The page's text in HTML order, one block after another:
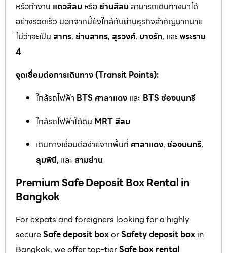
หรือทำงาน แถวสีลม หรือย่านสีลม สามารถเดินทางมาได้
อย่างรวดเร็ว นอกจากนี้ยังใกล้กับย่านธุรกิจสำคัญมากมาย
ไม่ว่าจะเป็น สาทร, ย่านสาทร, สุรวงศ์, บางรัก, และ พระราม
4
จุดเชื่อมต่อการเดินทาง (Transit Points):
ใกล้รถไฟฟ้า BTS ศาลาแดง และ BTS ช่องนนทรี
ใกล้รถไฟฟ้าใต้ดิน MRT สีลม
เดินทางเชื่อมต่อง่ายจากพื้นที่ ศาลาแดง, ช่องนนทรี,
ลุมพินี, และ สามย่าน
Premium Safe Deposit Box Rental in
Bangkok
For expats and foreigners looking for a highly
secureSafe deposit boxorSafety deposit box in
Bangkok, we offer top-tierSafe box rental